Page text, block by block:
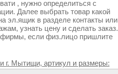
, нужно определиться с
Далее выбрать товар какой
эл.ящик в разделе контакты или
узнать цену и сделать заказ.
если физ.лицо пришлите
г. Мытищи, артикул и размеры: